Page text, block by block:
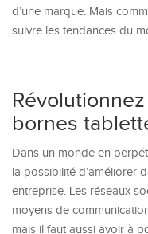
d’une marque. Mais
suivre les tendances du
bornes
Dans un monde en
la possibilité d’améliorer
entreprise. Les réseaux
moyens de
mais il faut aussi avoir à